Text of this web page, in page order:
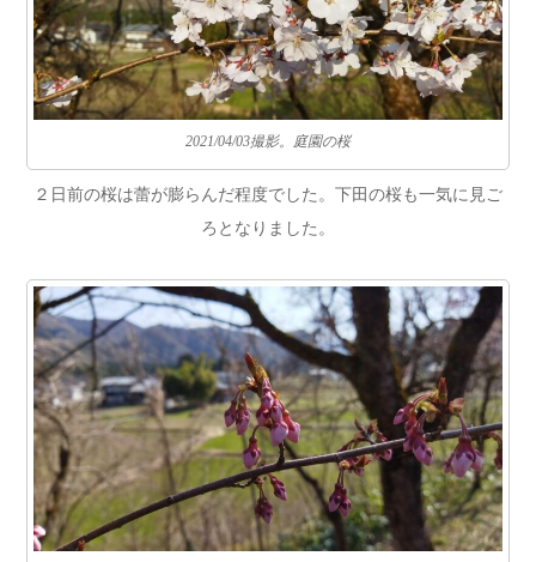
2021/04/03撮影。庭園の桜
２日前の桜は蕾が膨らんだ程度でした。下田の桜も一気に見ご
ろとなりました。